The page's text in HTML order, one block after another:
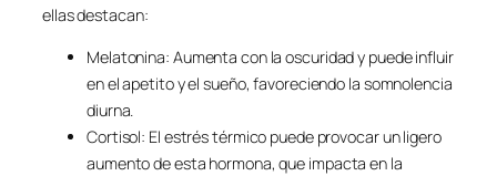
ellas destacan:
Melatonina: Aumenta con la oscuridad y puede influir
en el apetito y el sueño, favoreciendo la somnolencia
diurna.
Cortisol: El estrés térmico puede provocar un ligero
aumento de esta hormona, que impacta en la